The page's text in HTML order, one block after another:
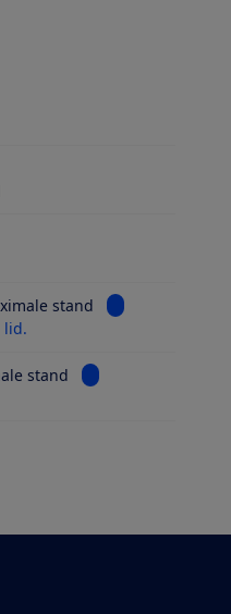
voor Gewicht stofzuiger
Gebruiksduur
voor Inhoud stofbak
stand
Bekijk
lid.
stand
Bekijk informatie